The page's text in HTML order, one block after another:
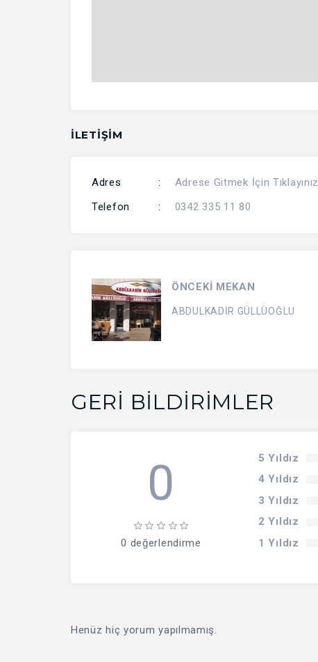
İLETİŞİM
Adres :
Adrese Gitmek İçin Tıklayınız
Telefon
: 0342 335 11 80
ÖNCEKİ MEKAN
ABDULKADİR GÜLLÜOĞLU
GERI BILDIRIMLER
0
0 değerlendirme
5 Yıldız
4 Yıldız
3 Yıldız
2 Yıldız
1 Yıldız
Henüz hiç yorum yapılmamış.